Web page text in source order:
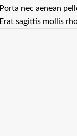
Porta nec aenean
Erat sagittis mollis